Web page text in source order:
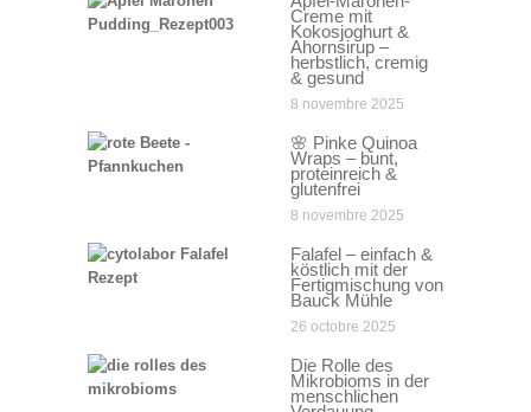
Creme mit
Kokosjoghurt &
Ahornsirup –
herbstlich, cremig
& gesund
8 novembre 2025
🌸 Pinke Quinoa
Wraps – bunt,
proteinreich &
glutenfrei
8 novembre 2025
Falafel – einfach &
köstlich mit der
Fertigmischung von
Bauck Mühle
26 octobre 2025
Die Rolle des
Mikrobioms in der
menschlichen